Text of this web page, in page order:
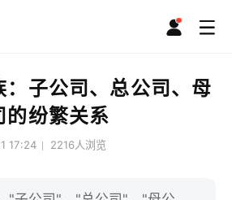
：子公司、总公司、母
的纷繁关系
17:24 2216人浏览